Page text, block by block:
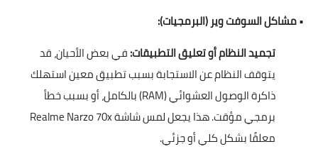
•مشاكل السوفت وير (البرمجيات):
تجميد النظام أو تعليق التطبيقات:في بعض الأحيان، قد
يتوقف النظام عن الاستجابة بسبب تطبيق معين استهلك
ذاكرة الوصول العشوائي (RAM) بالكامل، أو بسبب خطأ
برمجي مؤقت. هذا يجعل لمس شاشة Realme Narzo 70x
معلقًا بشكل كلي أو جزئي.